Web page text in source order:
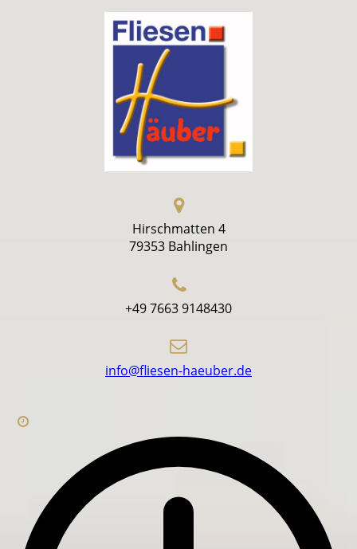
Hirschmatten 4
79353 Bahlingen
+49 7663 9148430
info@fliesen-haeuber.de